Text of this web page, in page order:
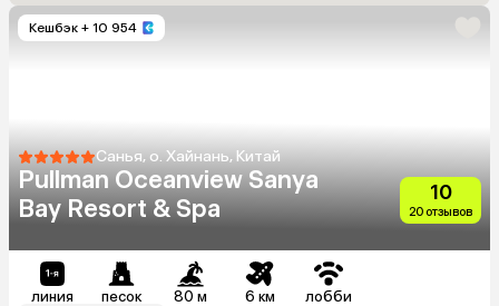
Кешбэк + 10 954
Санья, о. Хайнань, Китай
Pullman Oceanview Sanya
Bay Resort & Spa
10
20 отзывов
линия песок 80 м 6 км лобби